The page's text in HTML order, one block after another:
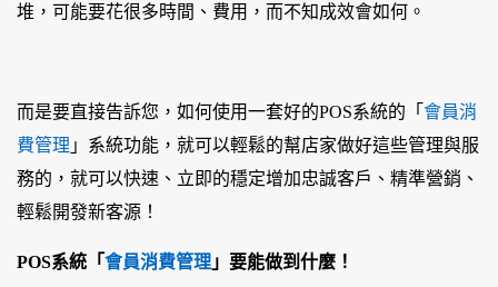
堆，可能要花很多時間、費用，而不知成效會如何。
而是要直接告訴您，如何使用一套好的POS系統的「 會員消
費管理 」系統功能，就可以輕鬆的幫店家做好這些管理與服
務的，就可以快速、立即的穩定增加忠誠客戶、精準營銷、
輕鬆開發新客源！
POS系統「會員消費管理 」要能做到什麼！